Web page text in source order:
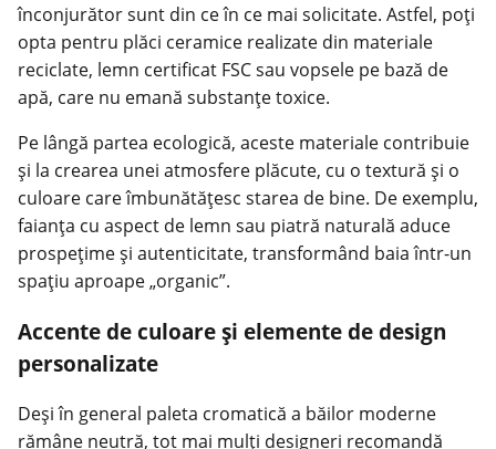
înconjurător sunt din ce în ce mai solicitate. Astfel, poți
opta pentru plăci ceramice realizate din materiale
reciclate, lemn certificat FSC sau vopsele pe bază de
apă, care nu emană substanțe toxice.
Pe lângă partea ecologică, aceste materiale contribuie
și la crearea unei atmosfere plăcute, cu o textură și o
culoare care îmbunătățesc starea de bine. De exemplu,
faianța cu aspect de lemn sau piatră naturală aduce
prospețime și autenticitate, transformând baia într-un
spațiu aproape „organic”.
Accente de culoare și elemente de design
personalizate
Deși în general paleta cromatică a băilor moderne
rămâne neutră, tot mai mulți designeri recomandă